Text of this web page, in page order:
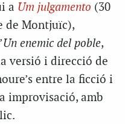
a Um julgamento (30
de Montjuïc),
Un enemic del poble,
versió i direcció de
entre la ficció i
improvisació, amb